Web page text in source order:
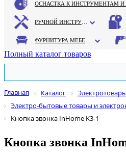
Полный каталог товаров
Главная Каталог
Электротовары
Электро-бытовые товары и
Кнопка звонка InHome K3-1
Кнопка звонка